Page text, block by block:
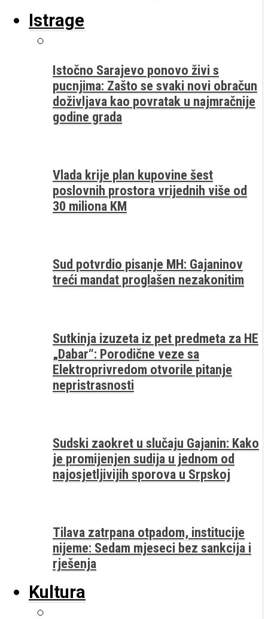
Istrage
Istočno Sarajevo ponovo živi s
pucnjima: Zašto se svaki novi obračun
doživljava kao povratak u najmračnije
godine grada
Vlada krije plan kupovine šest
poslovnih prostora vrijednih više od
30 miliona KM
Sud potvrdio pisanje MH: Gajaninov
treći mandat proglašen nezakonitim
Sutkinja izuzeta iz pet predmeta za HE
„Dabar“: Porodične veze sa
Elektroprivredom otvorile pitanje
nepristrasnosti
Sudski zaokret u slučaju Gajanin: Kako
je promijenjen sudija u jednom od
najosjetljivijih sporova u Srpskoj
Tilava zatrpana otpadom, institucije
nijeme: Sedam mjeseci bez sankcija i
rješenja
Kultura